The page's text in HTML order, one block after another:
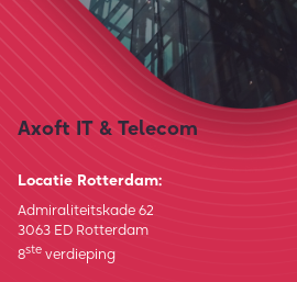
Axoft IT & Telecom
Locatie Rotterdam:
Admiraliteitskade 62
3063 ED Rotterdam
8ste verdieping